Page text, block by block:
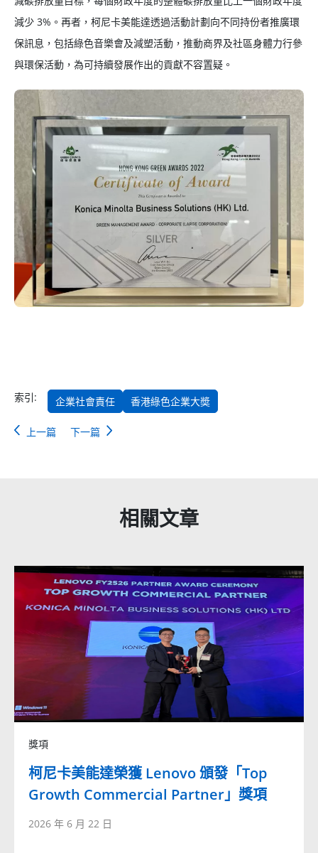
減少 3%。再者，柯尼卡美能達透過活動計劃向不同持份者推廣環
保訊息，包括綠色音樂會及減塑活動，推動商界及社區身體力行參
與環保活動，為可持續發展作出的貢獻不容置疑。
索引: 企業社會責任 香港綠色企業大奬
上一篇 下一篇
相關文章
獎項
柯尼卡美能達榮獲 Lenovo 頒發「Top
Growth Commercial Partner」獎項
2026 年 6 月 22 日